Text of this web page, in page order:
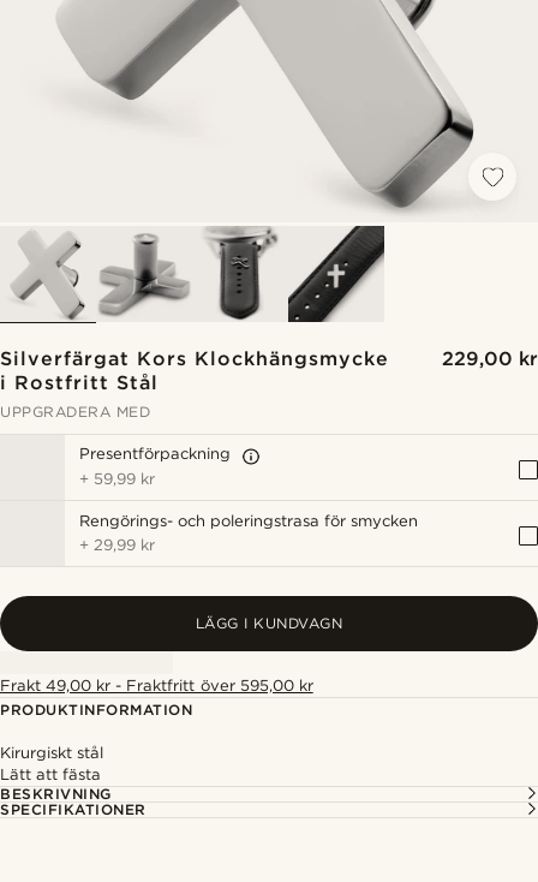
Silverfärgat Kors Klockhängsmycke
i Rostfritt Stål
229,00 kr
UPPGRADERA MED
Presentförpackning
+ 59,99 kr
Rengörings- och poleringstrasa för smycken
+ 29,99 kr
LÄGG I KUNDVAGN
Frakt 49,00 kr - Fraktfritt över 595,00 kr
PRODUKTINFORMATION
Kirurgiskt stål
Lätt att fästa
BESKRIVNING
SPECIFIKATIONER